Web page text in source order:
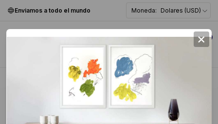
Enviamos a todo el mundo Moneda: Dolares (USD)
0
Figurativa >
×